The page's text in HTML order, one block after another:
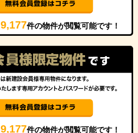
9,177件の物件が閲覧可能です！
9,177件の物件が閲覧可能です！